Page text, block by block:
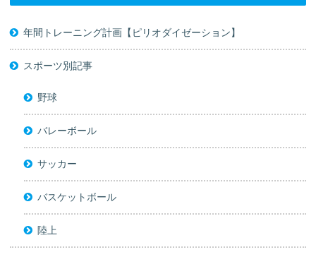
年間トレーニング計画【ピリオダイゼーション】
スポーツ別記事
野球
バレーボール
サッカー
バスケットボール
陸上